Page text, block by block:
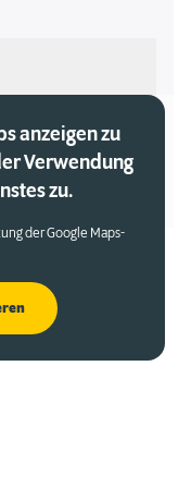
anzeigen zu
Verwendung
zu.
der Google Maps-